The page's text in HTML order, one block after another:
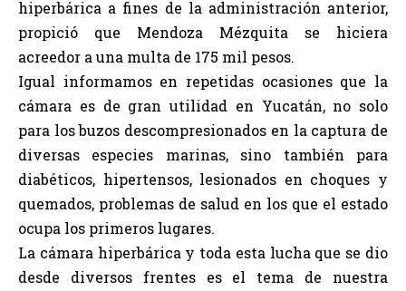
hiperbárica a fines de la administración anterior,
propició que Mendoza Mézquita se hiciera
acreedor a una multa de 175 mil pesos.
Igual informamos en repetidas ocasiones que la
cámara es de gran utilidad en Yucatán, no solo
para los buzos descompresionados en la captura de
diversas especies marinas, sino también para
diabéticos, hipertensos, lesionados en choques y
quemados, problemas de salud en los que el estado
ocupa los primeros lugares.
La cámara hiperbárica y toda esta lucha que se dio
desde diversos frentes es el tema de nuestra